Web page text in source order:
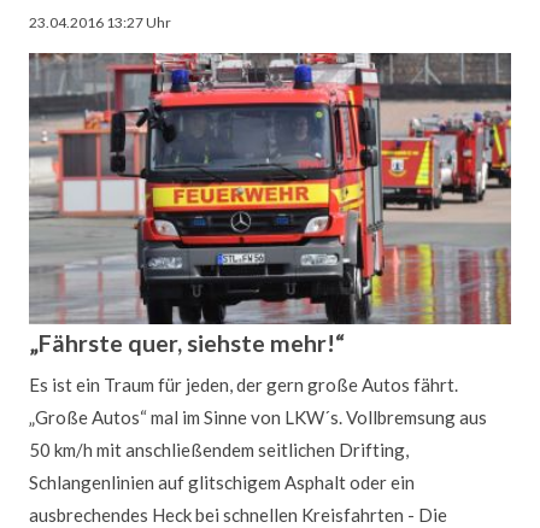
Athletisch, praktisch, klug - „Ideal“ ist eben
nicht „normal“
LUGAU. „Ihr sucht doch Leute für die Feuerwehr“, wurde ich
letztens angesprochen. „Ja, die suchen wir. Und zwar
immer.“, war meine Antwort. Das scheint mein Gegenüber
nicht sonderlich zufriedengestellt zu haben, denn noch
lange blieb dessen Gesicht in einer erwartungsvollen
Haltung. Wissen wollte er schließlich, ob er denn dafür
Wort
gehalten!“
23.04.2016 13:27Uhr
„Fährste quer, siehste mehr!“
Es ist ein Traum für jeden, der gern große Autos fährt.
„Große Autos“ mal im Sinne von LKW´s. Vollbremsung aus
50 km/h mit anschließendem seitlichen Drifting,
Schlangenlinien auf glitschigem Asphalt oder ein
ausbrechendes Heck bei schnellen Kreisfahrten - Die